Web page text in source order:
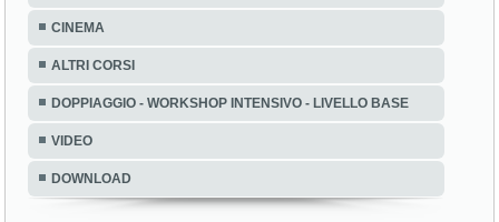
CINEMA
ALTRI CORSI
DOPPIAGGIO - WORKSHOP INTENSIVO - LIVELLO BASE
VIDEO
DOWNLOAD